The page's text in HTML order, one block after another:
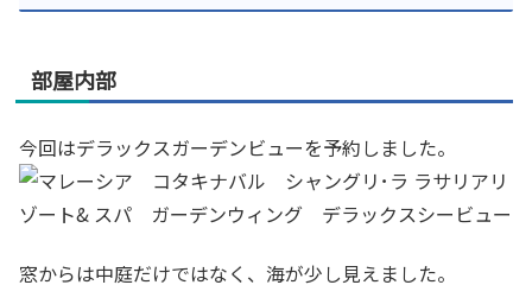
部屋内部
今回はデラックスガーデンビューを予約しました。
窓からは中庭だけではなく、海が少し見えました。